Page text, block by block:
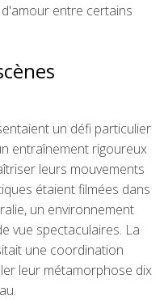
entre certains
un défi particulier
entraînement rigoureux
leurs mouvements
étaient filmées dans
un environnement
vue spectaculaires. La
une coordination
leur métamorphose dix